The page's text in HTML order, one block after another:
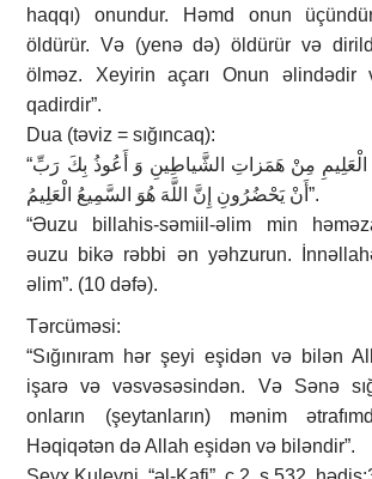
haqqı) onundur. Həmd onun
öldürür. Və (yenə də) öldürür və
ölməz. Xeyirin açarı Onun
qadirdir”.
Dua (təviz = sığıncaq):
“أَعُوذُ بِاللَّهِ السَّمِيعِ‏ الْعَلِيمِ‏ مِنْ‏ هَمَزاتِ‏ الشَّياطِينِ‏ وَ أَعُوذُ بِكَ رَبِّ
أَنْ يَحْضُرُونِ‏ إِنَّ اللَّهَ‏ هُوَ السَّمِيعُ الْعَلِيمُ”.
“Əuzu billahis-səmiil-əlim min
əuzu bikə rəbbi ən yəhzurun.
əlim”. (10 dəfə).
Tərcüməsi:
“Sığınıram hər şeyi eşidən və bilən
işarə və vəsvəsəsindən. Və Sənə
onların (şeytanların) mənim
Həqiqətən də Allah eşidən və biləndir”.